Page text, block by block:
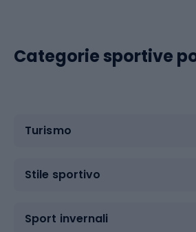
Categorie sportive
Turismo
Stile sportivo
Sport invernali